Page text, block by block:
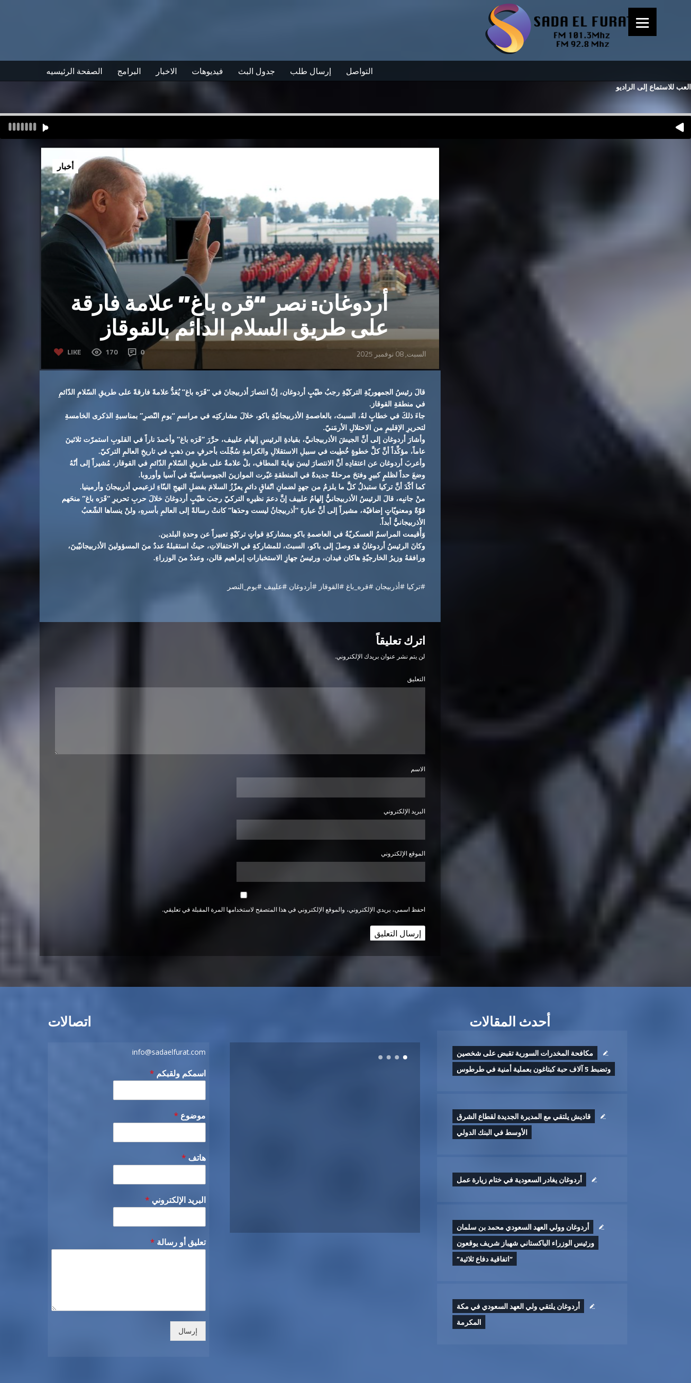
الصفحة الرئيسيه البرامج الاخبار فيديوهات جدول البث إرسال طلب التواصل
العب للاستماع إلى الراديو
أردوغان: نصر “قره باغ” علامة فارقة
على طريق السلام الدائم بالقوقاز
LIKE 170 0 السبت, 08 نوفمبر 2025
أخبار
قالَ رئيسُ الجمهوريّةِ التركيّةِ رجبُ طيّبٍ أردوغان، إنَّ انتصارَ أذربيجانَ في “قَرَه باغ” يُعَدُّ علامةً فارقةً على طريقِ السّلامِ الدّائمِ
في منطقةِ القوقاز.
جاءَ ذلكَ في خطابٍ لهُ، السبتَ، بالعاصمةِ الأذربيجانيّةِ باكو، خلالَ مشاركتِه في مراسمِ “يومِ النّصرِ” بمناسبةِ الذكرى الخامسةِ
لتحريرِ الإقليمِ من الاحتلالِ الأرمَنيّ.
وأشارَ أردوغان إلى أنَّ الجيشَ الأذربيجانيَّ، بقيادةِ الرئيسِ إلهام علييف، حرَّرَ “قَرَه باغ” وأخمدَ ناراً في القلوبِ استمرّت ثلاثينَ
عاماً، مؤكِّداً أنَّ كلَّ خطوةٍ خُطِيت في سبيلِ الاستقلالِ والكرامةِ سُجِّلَت بأحرفٍ من ذهبٍ في تاريخِ العالمِ التركيّ.
وأعربَ أردوغان عن اعتقادِه أنَّ الانتصارَ ليسَ نهايةَ المطافِ، بلْ علامةٌ على طريقِ السّلامِ الدّائمِ في القوقاز، مُشيراً إلى أنّهُ
وضعَ حداً لظلمٍ كبيرٍ وفتحَ مرحلةً جديدةً في المنطقةِ غيّرت الموازينَ الجيوسياسيّةَ في آسيا وأوروبا.
كما أكّدَ أنَّ تركيا ستبذلُ كلَّ ما يلزمُ من جهدٍ لضمانِ اتّفاقٍ دائمٍ يعزّزُ السلامَ بفضلِ النهجِ البنّاءِ لزعيمي أذربيجانَ وأرمينيا.
منْ جانبِه، قالَ الرئيسُ الأذربيجانيُّ إلهامُ علييف إنَّ دعمَ نظيرِه التركيّ رجبَ طيّبٍ أردوغانَ خلالَ حربِ تحريرِ “قَرَه باغ” منحَهم
قوّةً ومعنويّاتٍ إضافيّة، مشيراً إلى أنَّ عبارةَ “أذربيجانُ ليست وحدَها” كانتْ رسالةً إلى العالمِ بأسرهِ، ولنْ ينساها الشّعبُ
الأذربيجانيُّ أبداً.
وَأُقيمت المراسمُ العسكريّةُ في العاصمةِ باكو بمشاركةِ قواتٍ تركيّةٍ تعبيراً عن وحدةِ البلدين.
وكانَ الرئيسُ أردوغانُ قد وصلَ إلى باكو، السبتَ، للمشاركةِ في الاحتفالاتِ، حيثُ استقبلهُ عددٌ منَ المسؤولينَ الأذربيجانيّينَ،
ورافقهُ وزيرُ الخارجيّةِ هاكان فيدان، ورئيسُ جهازِ الاستخباراتِ إبراهيم قالن، وعددٌ منَ الوزراءِ.
#تركيا #أذربيجان #قره_باغ #القوقاز #أردوغان #علييف #يوم_النصر
اترك تعليقاً
لن يتم نشر عنوان بريدك الإلكتروني.
التعليق
الاسم
البريد الإلكتروني
الموقع الإلكتروني
احفظ اسمي، بريدي الإلكتروني، والموقع الإلكتروني في هذا المتصفح لاستخدامها المرة المقبلة في تعليقي.
اتصالات
info@sadaelfurat.com
اسمكم ولقبكم *
موضوع *
هاتف *
البريد الإلكتروني *
تعليق أو رسالة *
إرسال
أحدث المقالات
مكافحة المخدرات السورية تقبض على شخصين
وتضبط 5 آلاف حبة كبتاغون بعملية أمنية في طرطوس
قاديش يلتقي مع المديرة الجديدة لقطاع الشرق
الأوسط في البنك الدولي
أردوغان يغادر السعودية في ختام زيارة عمل
أردوغان وولي العهد السعودي محمد بن سلمان
ورئيس الوزراء الباكستاني شهباز شريف يوقعون
“اتفاقية دفاع ثلاثية”
أردوغان يلتقي ولي العهد السعودي في مكة
المكرمة